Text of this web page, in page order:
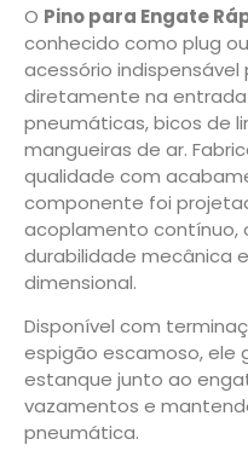
O Pino para Engate
conhecido como plug
acessório
diretamente na
pneumáticas, bicos de
mangueiras de ar.
qualidade com
componente foi
acoplamento contínuo,
durabilidade mecânica
dimensional.
Disponível com
espigão escamoso, ele
estanque junto ao
vazamentos e
pneumática.